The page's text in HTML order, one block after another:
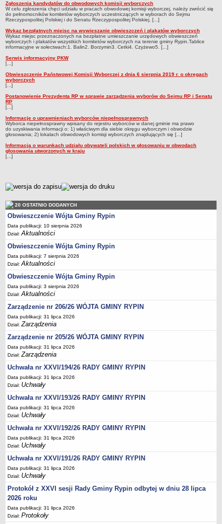
Ogłoszenia o naborze na wolne stanowiska urzędnicze
Lista kandydatów spełniających wymagania formalne w naborach na
wolne stanowiska urzędnicze
Wyniki naboru na wolne stanowiska urzędnicze
Petycje
Sygnaliści
Raporty o stanie dostępności
WŁADZE I STRUKTURA
Struktura organizacyjna
Rada gminy
Jednostki organizacyjne, GOPS, Instytucja kultury, OSP
Plan pracy komisji rewizyjnej
Sesje Rady Gminy Rypin
PRAWO LOKALNE
Statut
Strategia rozwoju
Uchwały
Projekty uchwał
Protokoły
Imienne wykazy głosowań radnych
Postać dokumentów
Akty Prawne, Dzienniki Ustaw, Monitory Polskie
Prawo miejscowe
Zarządzenia
Studium uwarunkowań i kierunków zagospodarowania
przestrzennego
Dane przestrzenne - MPZP
Stałe obwody głosowania, numery, granice oraz siedziby
obwodowych komisji wyborczych, opis granic okręgów wyborczych
Plan ogólny gminy Rypin
FINANSE GMINY
Budżet
Zmiany budżetu
Wieloletnia Prognoza Finansowa
Majątek gminy
Majątek jednostek organizacyjnych
Dług publiczny
Zgłoszenia kandydatów do obwodowych komisji wyborczych
W celu zgłoszenia chęci udziału w pracach obwodowej komisji wyborczej, należy zwrócić się
do pełnomocników komitetów wyborczych uczestniczących w wyborach do Sejmu
Rzeczypospolitej Polskiej i do Senatu Rzeczypospolitej Polskiej, [...]
Wykaz bezpłatnych miejsc na wywieszanie obwieszczeń i plakatów wyborczych
Wykaz miejsc przeznaczonych na bezpłatne umieszczanie urzędowych obwieszczeń
wyborczych i plakatów wszystkich komitetów wyborczych na terenie gminy Rypin.Tablice
informacyjne w sołectwach:1. Balin2. Borzymin3. Cetki4. Czyżewo5. [...]
Serwis informacyjny PKW
[...]
Obwieszczenie Państwowej Komisji Wyborczej z dnia 6 sierpnia 2019 r. o okręgach
wyborczych
[...]
Postanowienie Prezydenta RP w sprawie zarządzenia wyborów do Sejmu RP i Senatu
RP
[...]
Informacje o uprawnieniach wyborców niepełnosprawnych
Wyborca niepełnosprawny wpisany do rejestru wyborców w danej gminie ma prawo
do uzyskiwania informacji o: 1) właściwym dla siebie okręgu wyborczym i obwodzie
głosowania; 2) lokalach obwodowych komisji wyborczych znajdujących się [...]
Informacja o warunkach udziału obywateli polskich w głosowaniu w obwodach
głosowania utworzonych w kraju
[...]
metryczka
20 OSTATNIO DODANYCH
Obwieszczenie Wójta Gminy Rypin
Data publikacji: 10 sierpnia 2026
Dział:Aktualności
Obwieszczenie Wójta Gminy Rypin
Data publikacji: 7 sierpnia 2026
Dział:Aktualności
Obwieszczenie Wójta Gminy Rypin
Data publikacji: 3 sierpnia 2026
Dział:Aktualności
Zarządzenie nr 206/26 WÓJTA GMINY RYPIN
Data publikacji: 31 lipca 2026
Dział:Zarządzenia
Zarządzenie nr 205/26 WÓJTA GMINY RYPIN
Data publikacji: 31 lipca 2026
Dział:Zarządzenia
Uchwała nr XXVI/194/26 RADY GMINY RYPIN
Data publikacji: 31 lipca 2026
Dział: Uchwały
Uchwała nr XXVI/193/26 RADY GMINY RYPIN
Data publikacji: 31 lipca 2026
Dział: Uchwały
Uchwała nr XXVI/192/26 RADY GMINY RYPIN
Data publikacji: 31 lipca 2026
Dział: Uchwały
Uchwała nr XXVI/191/26 RADY GMINY RYPIN
Data publikacji: 31 lipca 2026
Dział: Uchwały
Protokół z XXVI sesji Rady Gminy Rypin odbytej w dniu 28 lipca
2026 roku
Data publikacji: 31 lipca 2026
Dział:Protokoły